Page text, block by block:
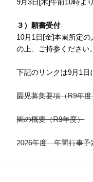
9月3日[木]午前10時よ
３）願書受付
10月1日[金]本園所定
の上、ご持参ください。
下記のリンクは9月1日
園児募集要項（R9年
園の概要（R8年度）
2026年度 年間行事予